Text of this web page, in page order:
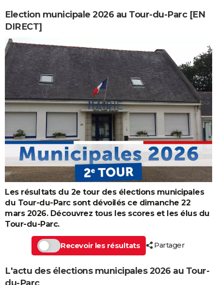
Election municipale 2026 au Tour-du-Parc [EN
DIRECT]
Les résultats du 2e tour des élections municipales
du Tour-du-Parc sont dévoilés ce dimanche 22
mars 2026. Découvrez tous les scores et les élus du
Tour-du-Parc.
Recevoir les résultats Partager
L'actu des élections municipales 2026 au Tour-